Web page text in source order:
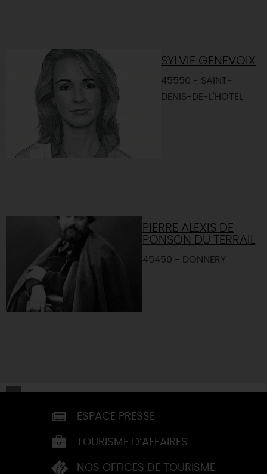
SYLVIE GENEVOIX
45550 - SAINT-
DENIS-DE-L'HOTEL
PIERRE ALEXIS DE
PONSON DU TERRAIL
45450 - DONNERY
ESPACE PRESSE
TOURISME D’AFFAIRES
NOS OFFICES DE TOURISME